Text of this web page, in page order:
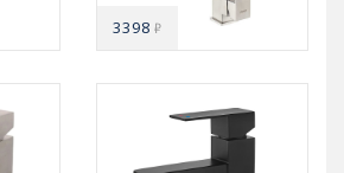
3398₽